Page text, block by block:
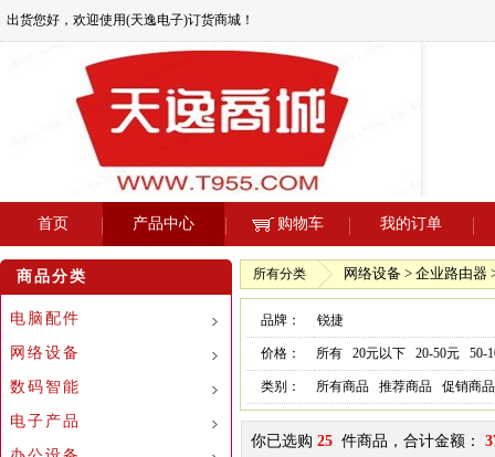
出货您好，欢迎使用(天逸电子)订货商城！
首页 产品中心 购物车 我的订单
商品分类
电脑配件
网络设备
数码智能
电子产品
所有分类 网络设备 > 企业路由器
品牌： 锐捷
价格： 所有 20元以下 20-50元 50-
类别： 所有商品 推荐商品 促销商品
你已选购 25 件商品，合计金额：